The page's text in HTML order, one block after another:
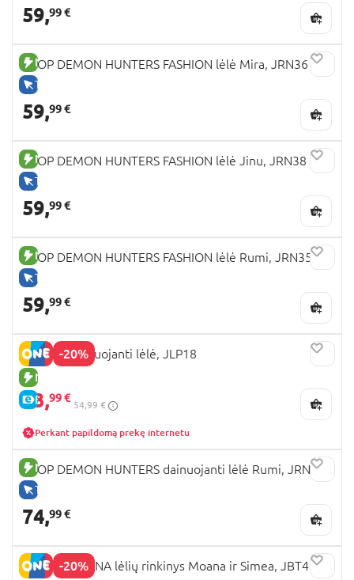
59,99 €
NAUJA PREKĖ
TIK INTERNETU
KPOP DEMON HUNTERS FASHION lėlė Mira, JRN36
59,99 €
NAUJA PREKĖ
TIK INTERNETU
KPOP DEMON HUNTERS FASHION lėlė Jinu, JRN38
59,99 €
NAUJA PREKĖ
TIK INTERNETU
KPOP DEMON HUNTERS FASHION lėlė Rumi, JRN35
59,99 €
-20%
NAUJA PREKĖ
E-KAINA
MOANA dainuojanti lėlė, JLP18
43,99 €
54,99 €
Perkant papildomą prekę internetu
NAUJA PREKĖ
TIK INTERNETU
KPOP DEMON HUNTERS dainuojanti lėlė Rumi, JRN40
74,99 €
-20%
DISNEY MOANA lėlių rinkinys Moana ir Simea, JBT41